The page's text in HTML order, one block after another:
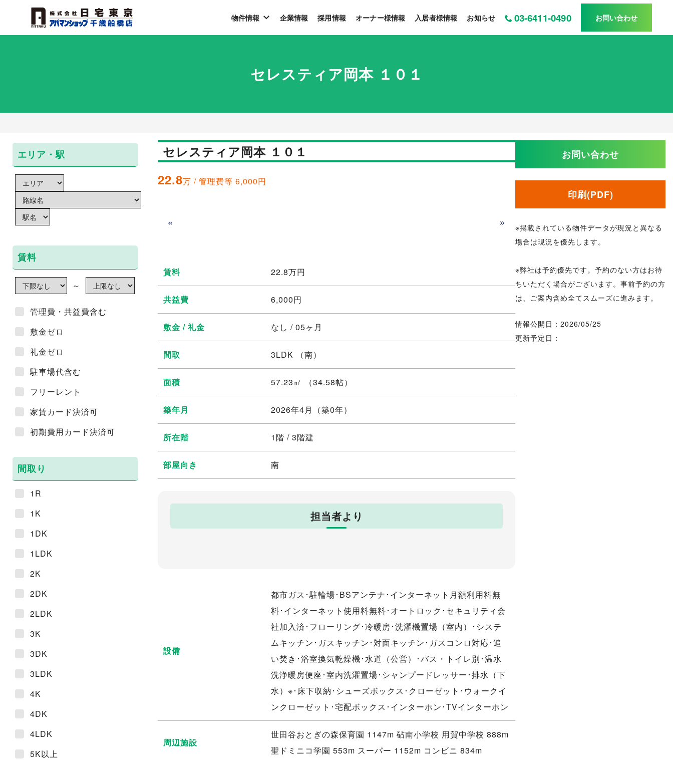
物件情報 企業情報 採用情報 オーナー様情報 入居者様情報 お知らせ 03-6411-0490 お問い合わせ
セレスティア岡本 １０１
エリア・駅
賃料
～
管理費・共益費含む
敷金ゼロ
礼金ゼロ
駐車場代含む
フリーレント
家賃カード決済可
初期費用カード決済可
間取り
1R
1K
1DK
1LDK
2K
2DK
2LDK
3K
3DK
3LDK
4K
4DK
4LDK
5K以上
セレスティア岡本 １０１
22.8万 / 管理費等 6,000円
« »
賃料 22.8万円
共益費 6,000円
敷金 / 礼金 なし / 05ヶ月
間取 3LDK （南）
面積 57.23㎡ （34.58帖）
築年月 2026年4月（築0年）
所在階 1階 / 3階建
部屋向き 南
担当者より
設備
都市ガス･駐輪場･BSアンテナ･インターネット月額利用料無
料･インターネット使用料無料･オートロック･セキュリティ会
社加入済･フローリング･冷暖房･洗濯機置場（室内）･システ
ムキッチン･ガスキッチン･対面キッチン･ガスコンロ対応･追
い焚き･浴室換気乾燥機･水道（公営）･バス・トイレ別･温水
洗浄暖房便座･室内洗濯置場･シャンプードレッサー･排水（下
水）※･床下収納･シューズボックス･クローゼット･ウォークイ
ンクローゼット･宅配ボックス･インターホン･TVインターホン
周辺施設
世田谷おとぎの森保育園 1147m 砧南小学校 用賀中学校 888m
聖ドミニコ学園 553m スーパー 1152m コンビニ 834m
お問い合わせ
印刷(PDF)
※掲載されている物件データが現況と異なる
場合は現況を優先します。
※弊社は予約優先です。予約のない方はお待
ちいただく場合がございます。事前予約の方
は、ご案内含め全てスムーズに進みます。
情報公開日：2026/05/25
更新予定日：